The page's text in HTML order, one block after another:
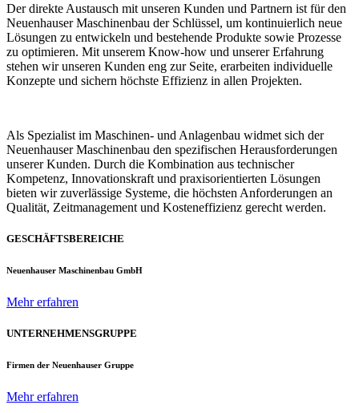
Der direkte Austausch mit unseren Kunden und Partnern ist für den
Neuenhauser Maschinenbau der Schlüssel, um kontinuierlich neue
Lösungen zu entwickeln und bestehende Produkte sowie Prozesse
zu optimieren. Mit unserem Know-how und unserer Erfahrung
stehen wir unseren Kunden eng zur Seite, erarbeiten individuelle
Konzepte und sichern höchste Effizienz in allen Projekten.
Als Spezialist im Maschinen- und Anlagenbau widmet sich der
Neuenhauser Maschinenbau den spezifischen Herausforderungen
unserer Kunden. Durch die Kombination aus technischer
Kompetenz, Innovationskraft und praxisorientierten Lösungen
bieten wir zuverlässige Systeme, die höchsten Anforderungen an
Qualität, Zeitmanagement und Kosteneffizienz gerecht werden.
GESCHÄFTSBEREICHE
Neuenhauser Maschinenbau GmbH
Mehr erfahren
UNTERNEHMENSGRUPPE
Firmen der Neuenhauser Gruppe
Mehr erfahren